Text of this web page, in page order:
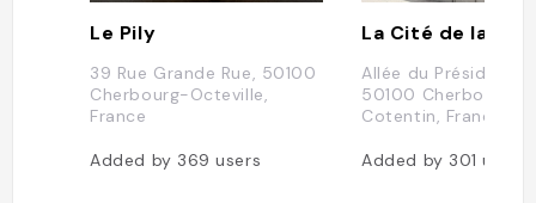
Le Pily
39 Rue Grande Rue, 50100
Cherbourg-Octeville,
France
Added by 369users
La Cité de la Mer
Allée du Président
50100 Cherbourg-
Cotentin, France
Added by 301users